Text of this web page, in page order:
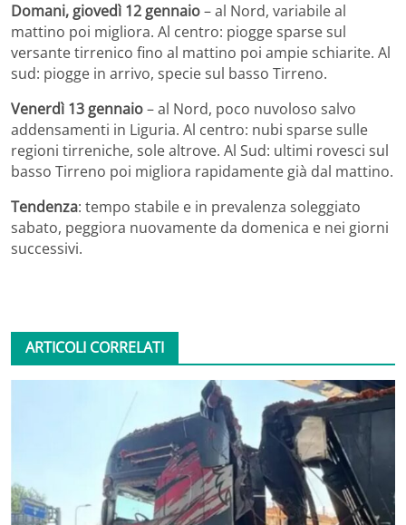
Domani, giovedì 12 gennaio– al Nord, variabile al
mattino poi migliora. Al centro: piogge sparse sul
versante tirrenico fino al mattino poi ampie schiarite. Al
sud: piogge in arrivo, specie sul basso Tirreno.
Venerdì 13 gennaio– al Nord, poco nuvoloso salvo
addensamenti in Liguria. Al centro: nubi sparse sulle
regioni tirreniche, sole altrove. Al Sud: ultimi rovesci sul
basso Tirreno poi migliora rapidamente già dal mattino.
Tendenza: tempo stabile e in prevalenza soleggiato
sabato, peggiora nuovamente da domenica e nei giorni
successivi.
ARTICOLI CORRELATI